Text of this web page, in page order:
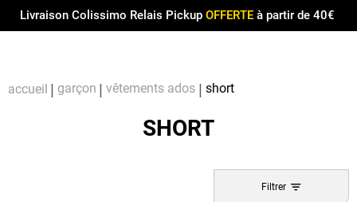
Livraison Colissimo Relais Pickup OFFERTEà partir de 40€
accueil garçon vêtements ados short
SHORT
Filtrer